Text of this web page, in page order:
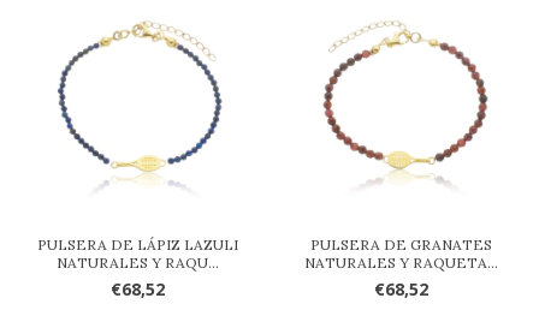
PULSERA DE LÁPIZ LAZULI
NATURALES Y RAQU...
€68,52
PULSERA DE GRANATES
NATURALES Y RAQUETA...
€68,52